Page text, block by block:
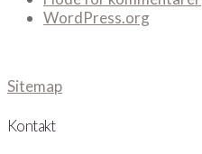
WordPress.org
Sitemap
Kontakt